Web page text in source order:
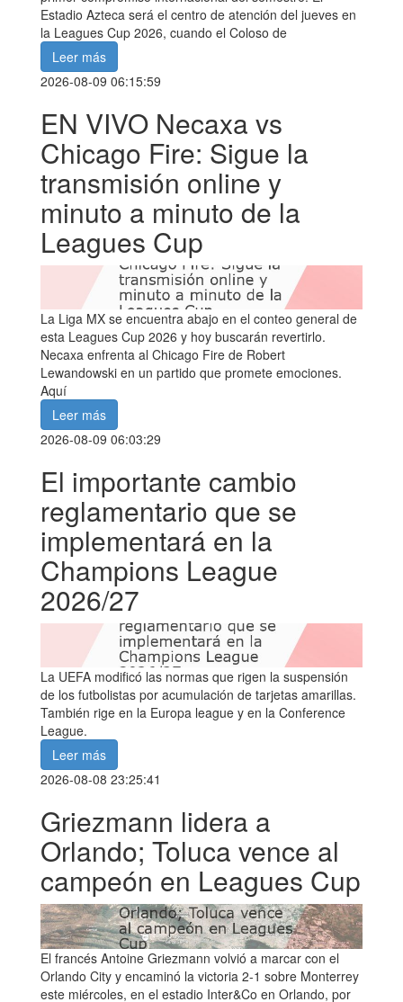
Estadio Azteca será el centro de atención del jueves en
la Leagues Cup 2026, cuando el Coloso de
Leer más
2026-08-09 06:15:59
EN VIVO Necaxa vs
Chicago Fire: Sigue la
transmisión online y
minuto a minuto de la
Leagues Cup
La Liga MX se encuentra abajo en el conteo general de
esta Leagues Cup 2026 y hoy buscarán revertirlo.
Necaxa enfrenta al Chicago Fire de Robert
Lewandowski en un partido que promete emociones.
Aquí
Leer más
2026-08-09 06:03:29
El importante cambio
reglamentario que se
implementará en la
Champions League
2026/27
La UEFA modificó las normas que rigen la suspensión
de los futbolistas por acumulación de tarjetas amarillas.
También rige en la Europa league y en la Conference
League.
Leer más
2026-08-08 23:25:41
Griezmann lidera a
Orlando; Toluca vence al
campeón en Leagues Cup
El francés Antoine Griezmann volvió a marcar con el
Orlando City y encaminó la victoria 2-1 sobre Monterrey
este miércoles, en el estadio Inter&Co en Orlando, por